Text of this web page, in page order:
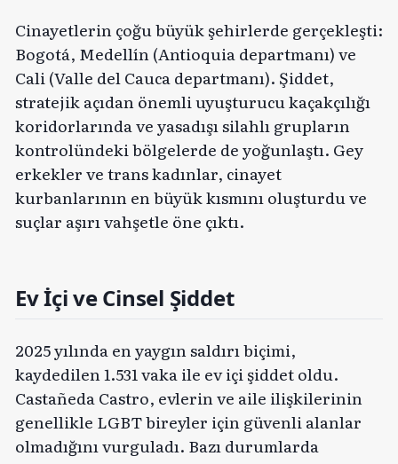
Cinayetlerin çoğu büyük şehirlerde gerçekleşti:
Bogotá, Medellín (Antioquia departmanı) ve
Cali (Valle del Cauca departmanı). Şiddet,
stratejik açıdan önemli uyuşturucu kaçakçılığı
koridorlarında ve yasadışı silahlı grupların
kontrolündeki bölgelerde de yoğunlaştı. Gey
erkekler ve trans kadınlar, cinayet
kurbanlarının en büyük kısmını oluşturdu ve
suçlar aşırı vahşetle öne çıktı.
Ev İçi ve Cinsel Şiddet
2025 yılında en yaygın saldırı biçimi,
kaydedilen 1.531 vaka ile ev içi şiddet oldu.
Castañeda Castro, evlerin ve aile ilişkilerinin
genellikle LGBT bireyler için güvenli alanlar
olmadığını vurguladı. Bazı durumlarda